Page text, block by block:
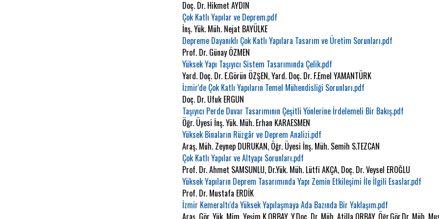
Doç. Dr. Hikmet AYDIN
Çok Katlı Yapılar ve Deprem.pdf
İnş. Yük. Müh. Nejat BAYÜLKE
Depreme Dayanıklı Çok Katlı Yapılara Tasarım ve Üretim Sorunları.pdf
Prof. Dr. Günay ÖZMEN
Yüksek Yapı Taşıyıcı Sistem Tasarımında Çelik.pdf
Yard. Doç. Dr. E.Görün ÖZŞEN, Yard. Doç. Dr. F.Emel YAMANTÜRK
İzmir'de Çok Katlı Yapıların Temel Mühendisliği Sorunları.pdf
Doç. Dr. Ufuk ERGUN
Taşıyıcı Perde Duvar Tasarımının Çeşitli Yönlerine İrdelemeli Bir Bakış.pdf
Öğr. Üyesi İnş. Yük. Müh. Erhan KARAESMEN
Yüksek Binaların Rüzgâr ve Deprem Analizi.pdf
Araş. Müh. Zeynep DURUKAN, Öğr. Üyesi İnş. Müh. Semih S.TEZCAN
Çok Katlı Yapılar ve Altyapı Sorunları.pdf
Prof. Dr. Ahmet SAMSUNLU, Dr.Yük. Müh. Lütfi AKÇA, Doç. Dr. Veysel EROĞLU
Yüksek Yapıların Deprem Tasarımında Yapı Zemin Etkileşimi İle İlgili Esaslar.pdf
Prof. Dr. Mustafa ERDİK
İzmir Kemeraltı'da Yüksek Yapılaşmaya Ada Bazında Bir Yaklaşım.pdf
Araş. Gör. Yük. Mim. Yeşim K.ORBAY, Y.Doç. Dr. Müh. Atilla ORBAY, Öğr.Gör.Dr. Müh.